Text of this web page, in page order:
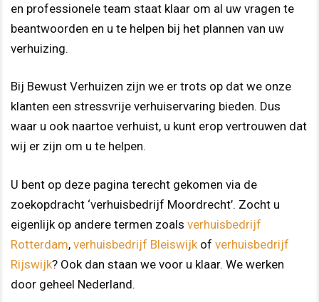
en professionele team staat klaar om al uw vragen te
beantwoorden en u te helpen bij het plannen van uw
verhuizing.
Bij Bewust Verhuizen zijn we er trots op dat we onze
klanten een stressvrije verhuiservaring bieden. Dus
waar u ook naartoe verhuist, u kunt erop vertrouwen dat
wij er zijn om u te helpen.
U bent op deze pagina terecht gekomen via de
zoekopdracht ‘verhuisbedrijf Moordrecht’. Zocht u
eigenlijk op andere termen zoals verhuisbedrijf
Rotterdam, verhuisbedrijf Bleiswijk of verhuisbedrijf
Rijswijk? Ook dan staan we voor u klaar. We werken
door geheel Nederland.